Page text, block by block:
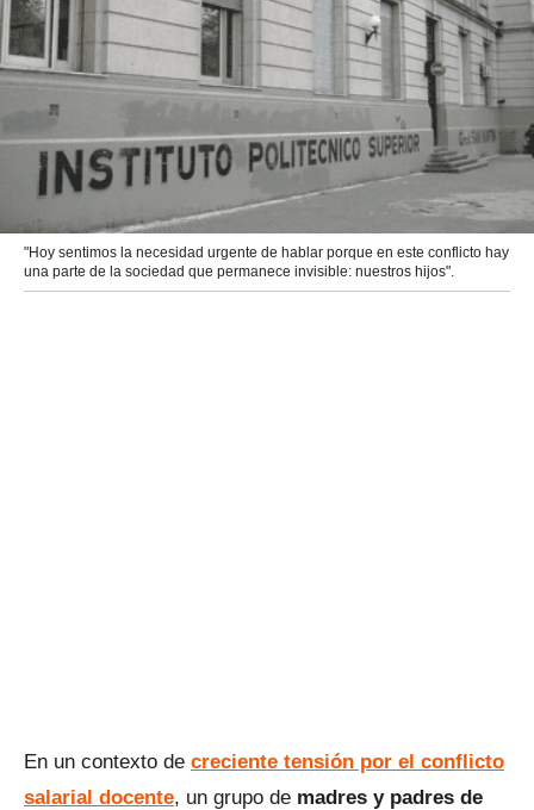
"Hoy sentimos la necesidad urgente de hablar porque en este conflicto hay
una parte de la sociedad que permanece invisible: nuestros hijos".
En un contexto de creciente tensión por el conflicto
salarial docente, un grupo de madres y padres de